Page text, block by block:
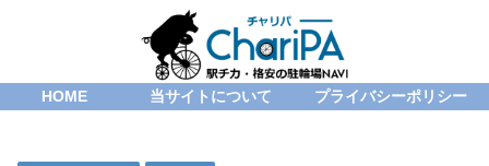
HOME 当サイトについて プライバシーポリシー